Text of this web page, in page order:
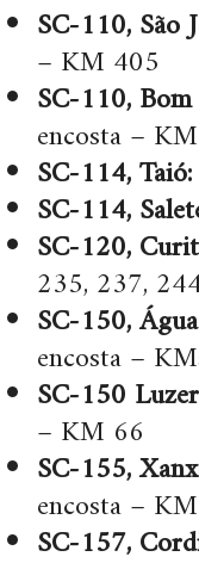
SC-110, São
– KM 405
SC-110,
encosta –
SC-114, Taió:
SC-114,
SC-120,
235, 237,
SC-150,
encosta –
SC-150
– KM 66
SC-155,
encosta –
SC-157,